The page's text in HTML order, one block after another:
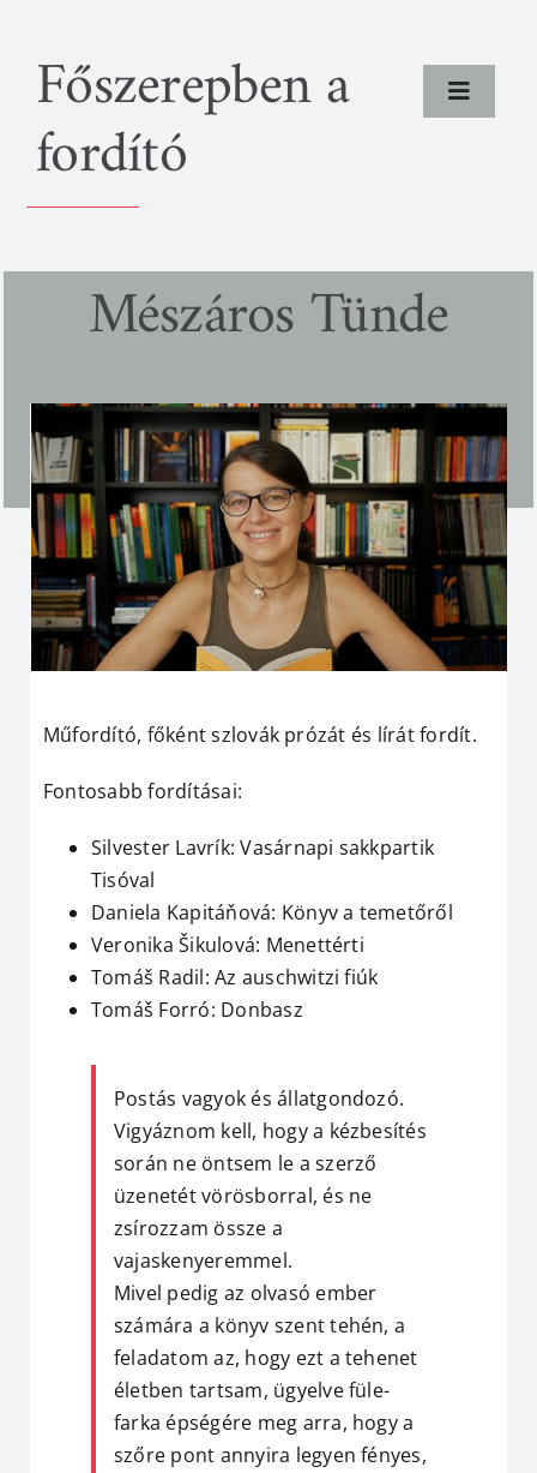
Főszerepben a
fordító
Toggle
Mészáros Tünde
Műfordító, főként szlovák prózát és lírát fordít.
Fontosabb fordításai:
Silvester Lavrík: Vasárnapi sakkpartik
Tisóval
Daniela Kapitáňová: Könyv a temetőről
Veronika Šikulová: Menettérti
Tomáš Radil: Az auschwitzi fiúk
Tomáš Forró: Donbasz
Postás vagyok és állatgondozó.
Vigyáznom kell, hogy a kézbesítés
során ne öntsem le a szerző
üzenetét vörösborral, és ne
zsírozzam össze a
vajaskenyeremmel.
Mivel pedig az olvasó ember
számára a könyv szent tehén, a
feladatom az, hogy ezt a tehenet
életben tartsam, ügyelve füle-
farka épségére meg arra, hogy a
szőre pont annyira legyen fényes,